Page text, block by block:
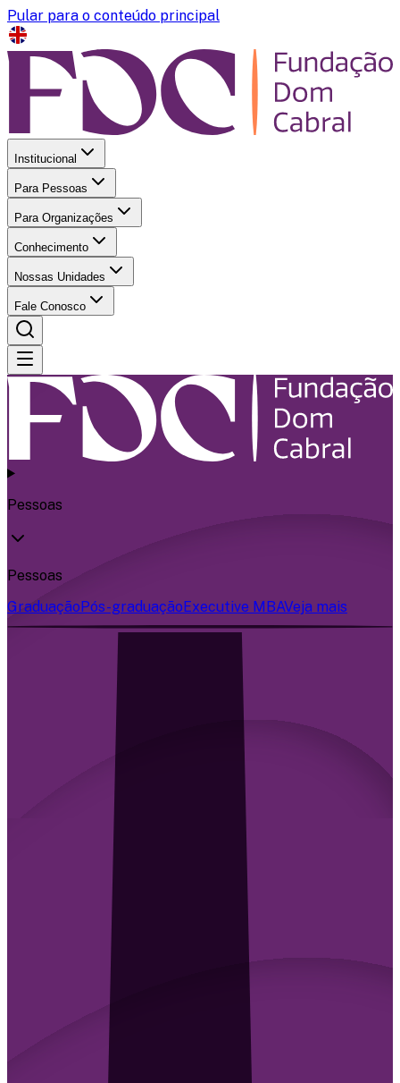
Pular para o conteúdo principal
Institucional
Para Pessoas
Para Organizações
Conhecimento
Nossas Unidades
Fale Conosco
Pessoas
Pessoas
GraduaçãoPós-graduaçãoExecutive MBAVeja mais